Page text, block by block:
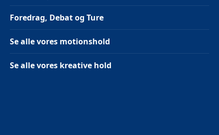
Foredrag, Debat og Ture
Se alle vores motionshold
Se alle vores kreative hold